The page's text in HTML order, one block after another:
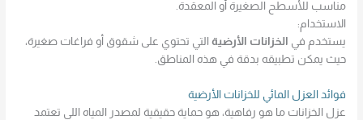
مناسب للأسطح الصغيرة أو المعقدة.
الاستخدام:
يستخدم في الخزانات الأرضية التي تحتوي على شقوق أو فراغات صغيرة،
حيث يمكن تطبيقه بدقة في هذه المناطق.
فوائد العزل المائي للخزانات الأرضية
عزل الخزانات ما هو رفاهية، هو حماية حقيقية لمصدر المياه اللي تعتمد